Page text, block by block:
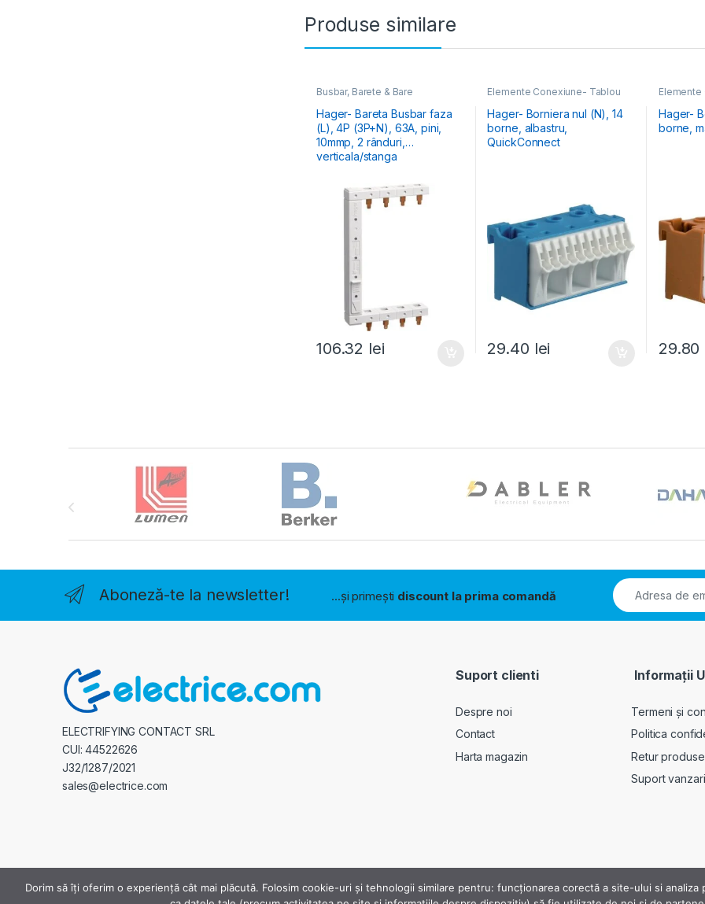
Produse similare
Busbar, Barete & Bare
Conexiune- Tablou Electric
Hager- Bareta Busbar faza
(L), 4P (3P+N), 63A, pini,
10mmp, 2 rânduri,
verticala/stanga
106.32 lei
Elemente Conexiune- Tablou
Hager- Borniera nul (N), 14
borne, albastru,
QuickConnect
29.40 lei
Elemente
Hager-
borne,
29.80
Brands Carousel
Aboneză-te la newsletter! ...și primești discount la prima comandă
ELECTRIFYING CONTACT SRL
CUI: 44522626
J32/1287/2021
sales@electrice.com
Suport clienti
Despre noi
Contact
Harta magazin
Informații
Termeni și
Politica
Retur produse
Suport vanzari
Dorim să îți oferim o experiență cât mai plăcută. Folosim cookie-uri și tehnologii similare pentru: funcționarea corectă a site-ului si